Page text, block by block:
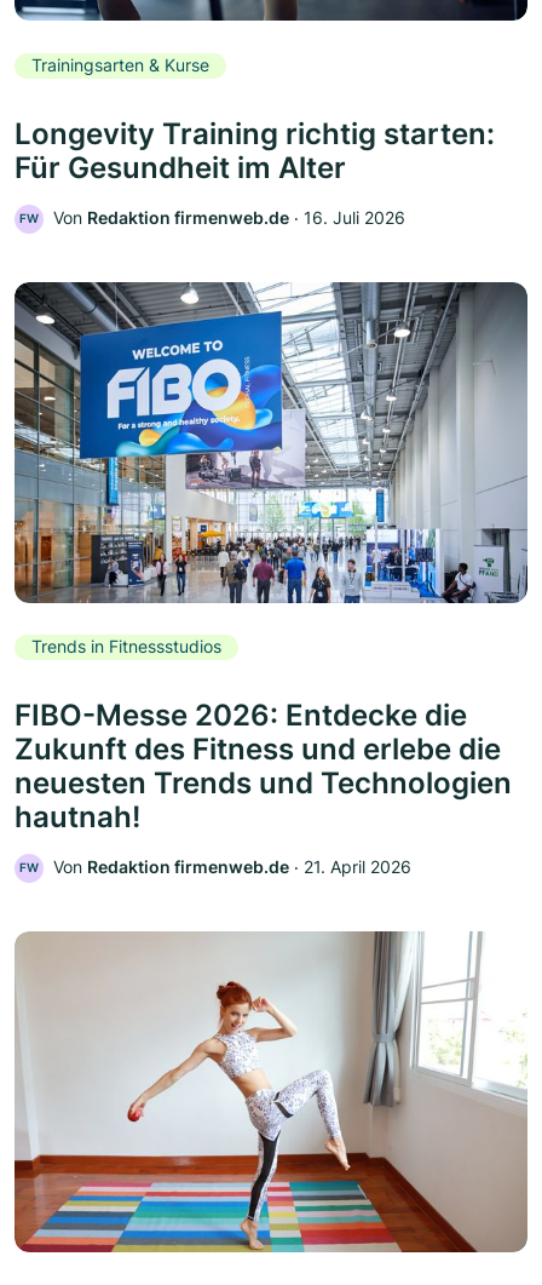
Trainingsarten & Kurse
Longevity Training richtig starten:
Für Gesundheit im Alter
FW Von Redaktion firmenweb.de ‧ 16. Juli 2026
Trends in Fitnessstudios
FIBO-Messe 2026: Entdecke die
Zukunft des Fitness und erlebe die
neuesten Trends und Technologien
hautnah!
FW Von Redaktion firmenweb.de ‧ 21. April 2026